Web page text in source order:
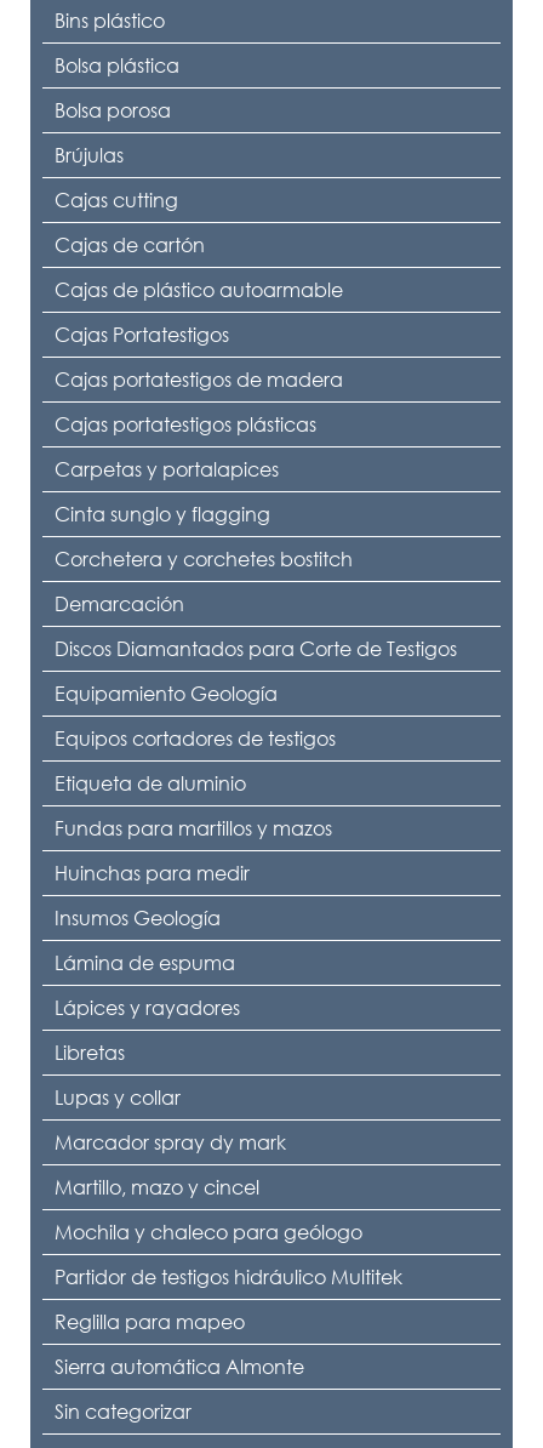
Bins plástico
Bolsa plástica
Bolsa porosa
Brújulas
Cajas cutting
Cajas de cartón
Cajas de plástico autoarmable
Cajas Portatestigos
Cajas portatestigos de madera
Cajas portatestigos plásticas
Carpetas y portalapices
Cinta sunglo y flagging
Corchetera y corchetes bostitch
Demarcación
Discos Diamantados para Corte de Testigos
Equipamiento Geología
Equipos cortadores de testigos
Etiqueta de aluminio
Fundas para martillos y mazos
Huinchas para medir
Insumos Geología
Lámina de espuma
Lápices y rayadores
Libretas
Lupas y collar
Marcador spray dy mark
Martillo, mazo y cincel
Mochila y chaleco para geólogo
Partidor de testigos hidráulico Multitek
Reglilla para mapeo
Sierra automática Almonte
Sin categorizar